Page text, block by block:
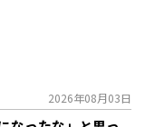
2026年08月03日